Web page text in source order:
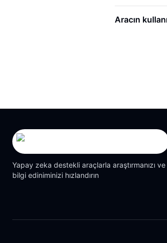
Aracın
Yapay zeka destekli araçlarla araştırmanızı ve
bilgi ediniminizi hızlandırın